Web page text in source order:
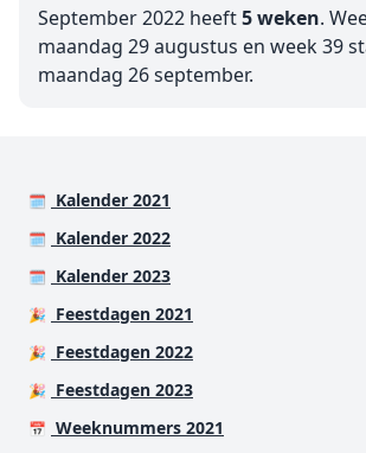
September 2022 heeft5 weken.
maandag 29 augustus en week 39
maandag 26 september.
🗓️ Kalender 2021
🗓️ Kalender 2022
🗓️ Kalender 2023
🎉 Feestdagen 2021
🎉 Feestdagen 2022
🎉 Feestdagen 2023
📅 Weeknummers 2021